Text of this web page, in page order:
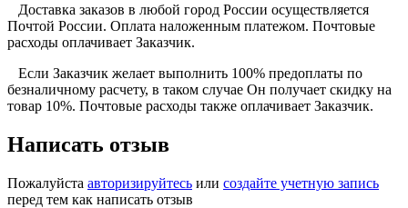
Доставка заказов в любой город России осуществляется
Почтой России. Оплата наложенным платежом. Почтовые
расходы оплачивает Заказчик.
Если Заказчик желает выполнить 100% предоплаты по
безналичному расчету, в таком случае Он получает скидку на
товар 10%. Почтовые расходы также оплачивает Заказчик.
Написать отзыв
Пожалуйста авторизируйтесь или создайте учетную запись
перед тем как написать отзыв